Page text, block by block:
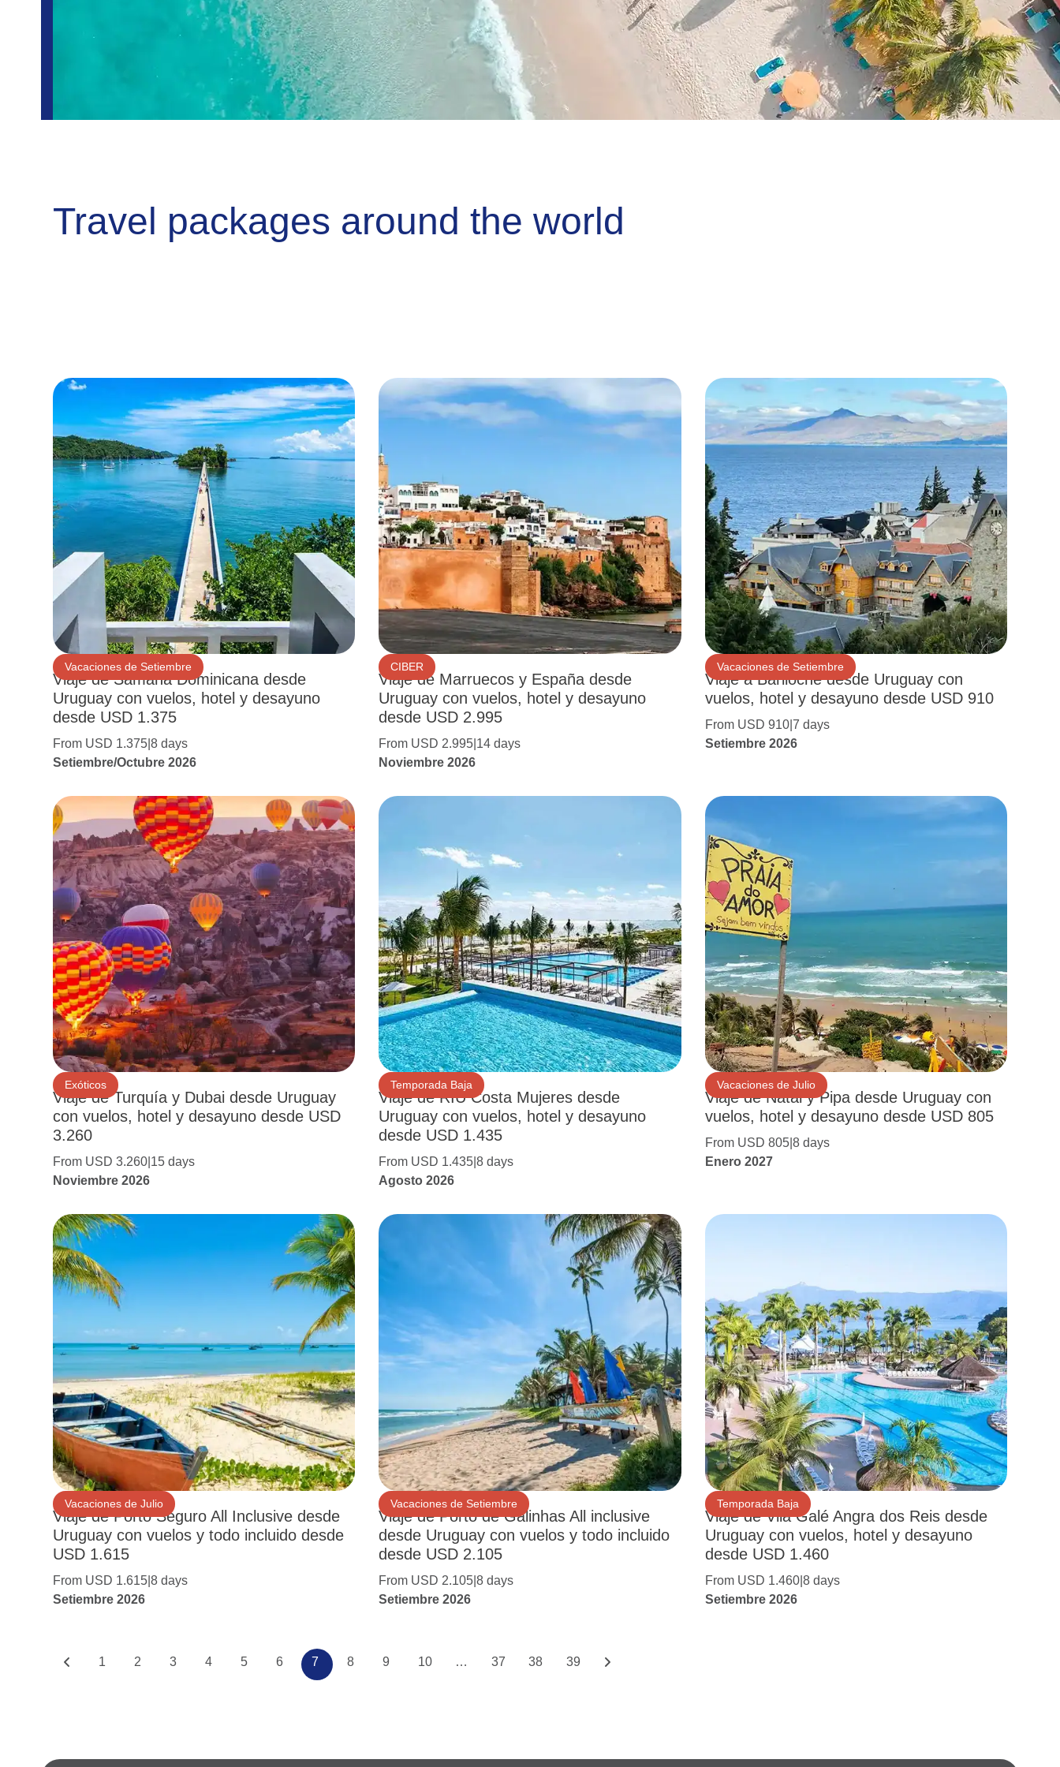
Travel packages around the world
Vacaciones de Setiembre
Viaje de Samaná Dominicana desde
Uruguay con vuelos, hotel y desayuno
desde USD 1.375
From USD 1.375 8 days
Setiembre/Octubre 2026
CIBER
Viaje de Marruecos y España desde
Uruguay con vuelos, hotel y desayuno
desde USD 2.995
From USD 2.995 14 days
Noviembre 2026
Vacaciones de Setiembre
Viaje a Bariloche desde Uruguay con
vuelos, hotel y desayuno desde USD 910
From USD 910 7 days
Setiembre 2026
Exóticos
Viaje de Turquía y Dubai desde Uruguay
con vuelos, hotel y desayuno desde USD
3.260
From USD 3.260 15 days
Noviembre 2026
Temporada Baja
Viaje de RIU Costa Mujeres desde
Uruguay con vuelos, hotel y desayuno
desde USD 1.435
From USD 1.435 8 days
Agosto 2026
Vacaciones de Julio
Viaje de Natal y Pipa desde Uruguay con
vuelos, hotel y desayuno desde USD 805
From USD 805 8 days
Enero 2027
Vacaciones de Julio
Viaje de Porto Seguro All Inclusive desde
Uruguay con vuelos y todo incluido desde
USD 1.615
From USD 1.615 8 days
Setiembre 2026
Vacaciones de Setiembre
Viaje de Porto de Galinhas All inclusive
desde Uruguay con vuelos y todo incluido
desde USD 2.105
From USD 2.105 8 days
Setiembre 2026
Temporada Baja
Viaje de Vila Galé Angra dos Reis desde
Uruguay con vuelos, hotel y desayuno
desde USD 1.460
From USD 1.460 8 days
Setiembre 2026
1 2 3 4 5 6 7 8 9 10 … 37 38 39